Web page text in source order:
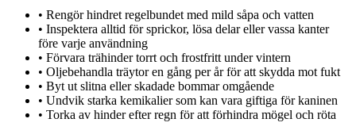
• Rengör hindret regelbundet med mild såpa och vatten
• Inspektera alltid för sprickor, lösa delar eller vassa kanter
före varje användning
• Förvara trähinder torrt och frostfritt under vintern
• Oljebehandla träytor en gång per år för att skydda mot fukt
• Byt ut slitna eller skadade bommar omgående
• Undvik starka kemikalier som kan vara giftiga för kaninen
• Torka av hinder efter regn för att förhindra mögel och röta